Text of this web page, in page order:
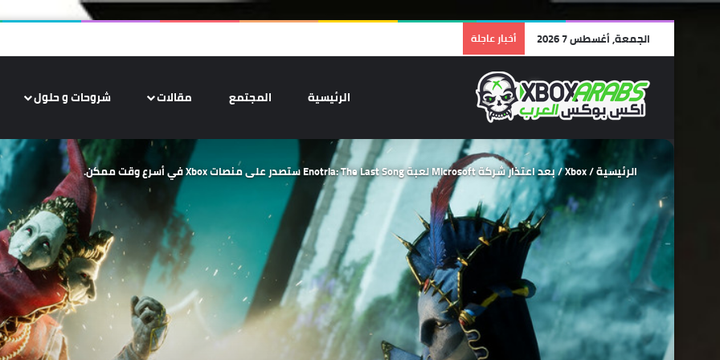
الجمعة, أغسطس 7 2026 أخبار عاجلة
الرئيسية المجتمع مقالات شروحات و حلول
الرئيسية/
Xbox
/بعد اعتذار شركة Microsoft لعبة Enotria: The Last Song ستصدر على منصات Xbox في أسرع وقت ممكن.